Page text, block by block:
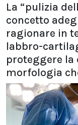
La “pulizia
concetto
ragionare in
labbro-
proteggere la
morfologia